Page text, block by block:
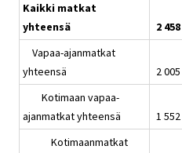
Kaikki matkat
yhteensä
2
Vapaa-ajanmatkat
yhteensä
2
Kotimaan vapaa-
ajanmatkat yhteensä
1
Kotimaanmatkat